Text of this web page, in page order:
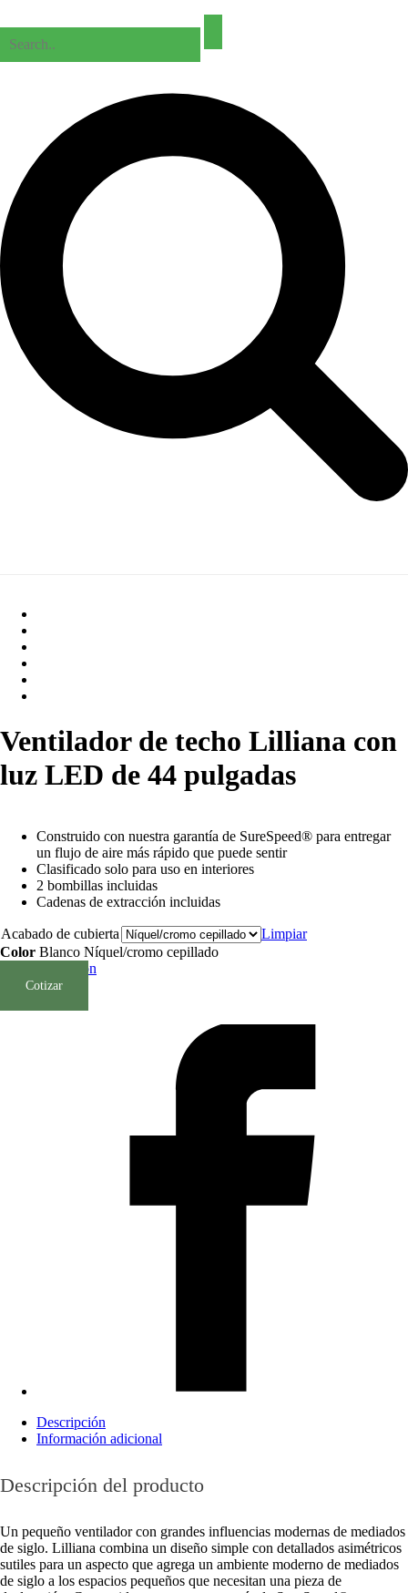
Ventilador de techo Lilliana con
luz LED de 44 pulgadas
Construido con nuestra garantía de SureSpeed® para entregar
un flujo de aire más rápido que puede sentir
Clasificado solo para uso en interiores
2 bombillas incluidas
Cadenas de extracción incluidas
Acabado de cubierta
Limpiar
Color Blanco Níquel/cromo cepillado
Borrar Selección
Cotizar
Descripción
Información adicional
Descripción del producto
Un pequeño ventilador con grandes influencias modernas de mediados
de siglo. Lilliana combina un diseño simple con detallados asimétricos
sutiles para un aspecto que agrega un ambiente moderno de mediados
de siglo a los espacios pequeños que necesitan una pieza de